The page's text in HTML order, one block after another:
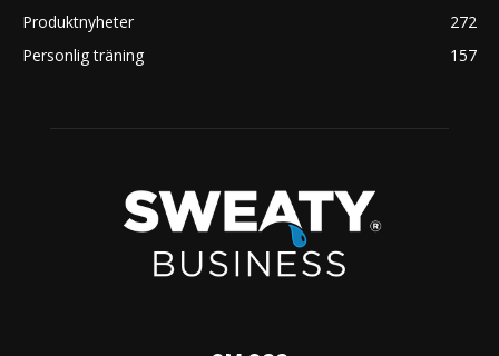
Produktnyheter
272
Personlig träning
157